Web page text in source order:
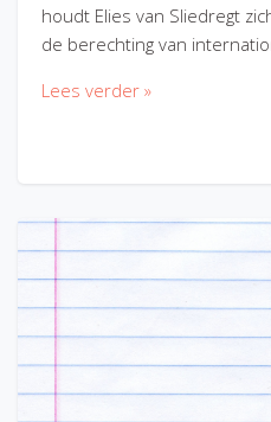
houdt Elies van Sliedregt
de berechting van
Lees verder »